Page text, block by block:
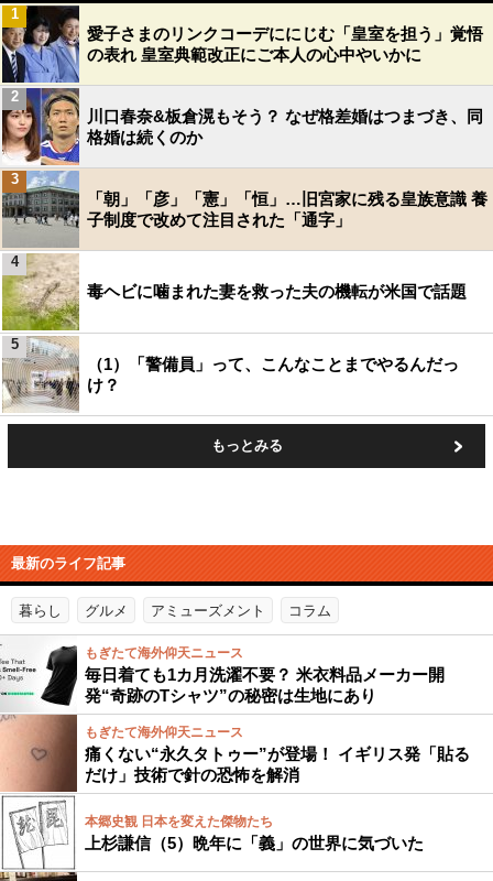
愛子さまのリンクコーデににじむ「皇室を担う」覚悟
の表れ 皇室典範改正にご本人の心中やいかに
1
川口春奈&板倉滉もそう？ なぜ格差婚はつまづき、同
格婚は続くのか
2
「朝」「彦」「憲」「恒」…旧宮家に残る皇族意識 養
子制度で改めて注目された「通字」
3
毒ヘビに噛まれた妻を救った夫の機転が米国で話題
4
（1）「警備員」って、こんなことまでやるんだっ
け？
5
もっとみる
最新のライフ記事
暮らし グルメ アミューズメント コラム
もぎたて海外仰天ニュース
毎日着ても1カ月洗濯不要？ 米衣料品メーカー開
発“奇跡のTシャツ”の秘密は生地にあり
もぎたて海外仰天ニュース
痛くない“永久タトゥー”が登場！ イギリス発「貼る
だけ」技術で針の恐怖を解消
本郷史観 日本を変えた傑物たち
上杉謙信（5）晩年に「義」の世界に気づいた